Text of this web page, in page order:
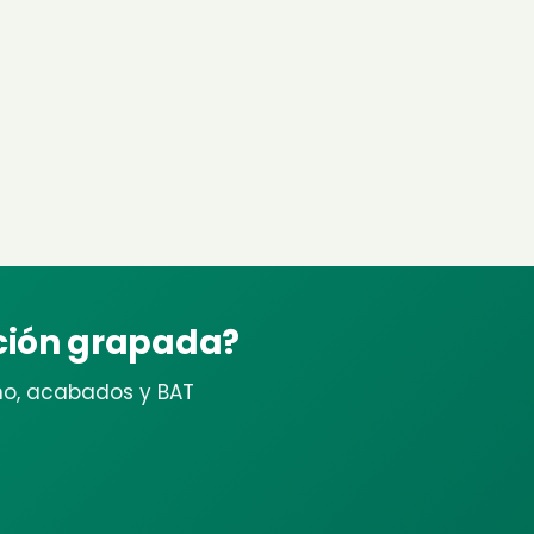
grapada?
acabados y BAT